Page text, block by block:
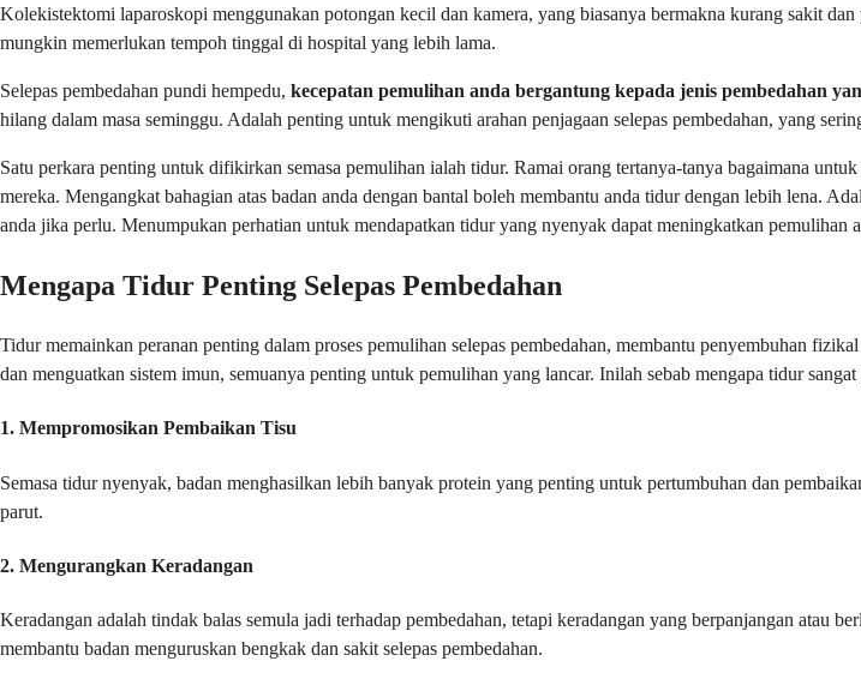
Kolekistektomi laparoskopi menggunakan potongan kecil dan kamera, yang biasanya bermakna kurang sakit
mungkin memerlukan tempoh tinggal di hospital yang lebih lama.
Selepas pembedahan pundi hempedu, kecepatan pemulihan anda bergantung kepada jenis pembedahan
hilang dalam masa seminggu. Adalah penting untuk mengikuti arahan penjagaan selepas pembedahan, yang
Satu perkara penting untuk difikirkan semasa pemulihan ialah tidur. Ramai orang tertanya-tanya bagaimana
mereka. Mengangkat bahagian atas badan anda dengan bantal boleh membantu anda tidur dengan lebih lena.
anda jika perlu. Menumpukan perhatian untuk mendapatkan tidur yang nyenyak dapat meningkatkan pemulihan
Mengapa Tidur Penting Selepas Pembedahan
Tidur memainkan peranan penting dalam proses pemulihan selepas pembedahan, membantu penyembuhan
dan menguatkan sistem imun, semuanya penting untuk pemulihan yang lancar. Inilah sebab mengapa tidur sangat
1. Mempromosikan Pembaikan Tisu
Semasa tidur nyenyak, badan menghasilkan lebih banyak protein yang penting untuk pertumbuhan dan
parut.
2. Mengurangkan Keradangan
Keradangan adalah tindak balas semula jadi terhadap pembedahan, tetapi keradangan yang berpanjangan atau
membantu badan menguruskan bengkak dan sakit selepas pembedahan.